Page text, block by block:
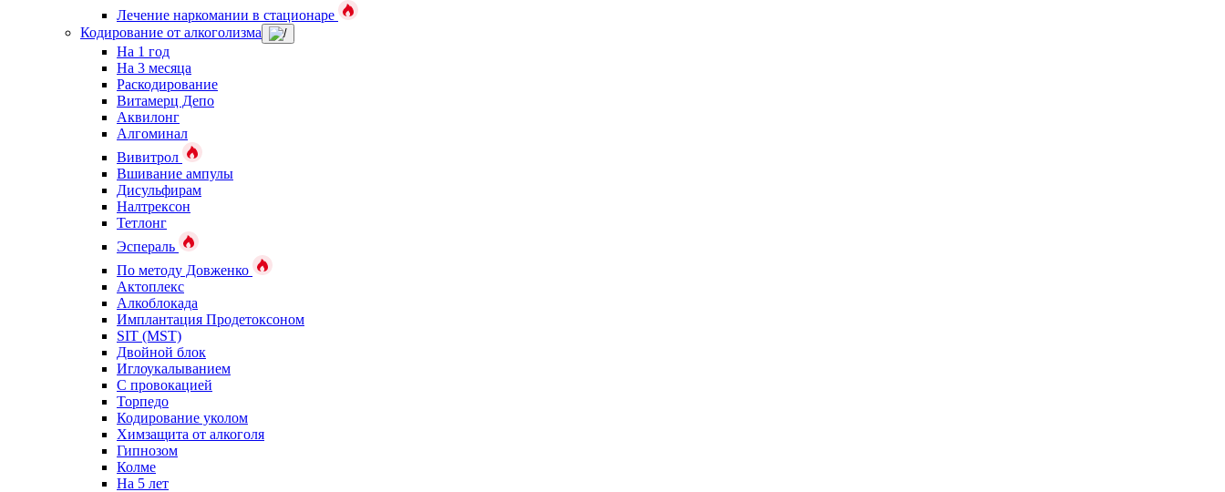
Лечение наркомании в стационаре
Кодирование от алкоголизма
На 1 год
На 3 месяца
Раскодирование
Витамерц Депо
Аквилонг
Алгоминал
Вивитрол
Вшивание ампулы
Дисульфирам
Налтрексон
Тетлонг
Эспераль
По методу Довженко
Актоплекс
Алкоблокада
Имплантация Продетоксоном
SIT (MST)
Двойной блок
Иглоукалыванием
С провокацией
Торпедо
Кодирование уколом
Химзащита от алкоголя
Гипнозом
Колме
На 5 лет